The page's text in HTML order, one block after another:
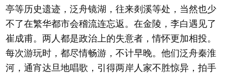
亭等历史遗迹，泛舟镜湖，往来剡溪等处，当然也少
不了在繁华都市会稽流连忘返。在金陵，李白遇见了
崔成甫。两人都是政治上的失意者，情怀更加相投。
每次游玩时，都尽情畅游，不计早晚。他们泛舟秦淮
河，通宵达旦地唱歌，引得两岸人家不胜惊异，拍手